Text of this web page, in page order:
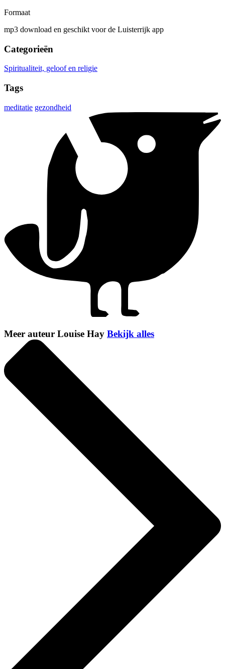
Formaat
mp3 download en geschikt voor de Luisterrijk app
Categorieën
Spiritualiteit, geloof en religie
Tags
meditatie gezondheid
Meer auteur Louise Hay Bekijk alles